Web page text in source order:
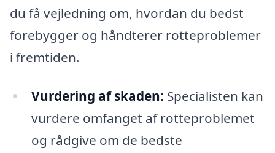
du få vejledning om, hvordan du bedst
forebygger og håndterer rotteproblemer
i fremtiden.
Vurdering af skaden: Specialisten kan
vurdere omfanget af rotteproblemet
og rådgive om de bedste